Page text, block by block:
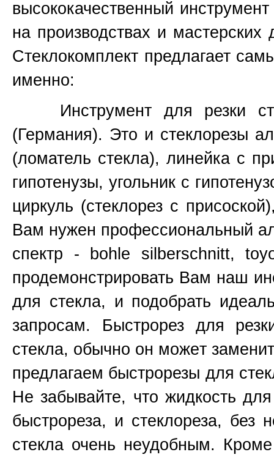
высококачественный
на производствах и
Стеклокомплект предлагает
именно:
Инструмент для резки
(Германия). Это и стеклорезы
(ломатель стекла), линейка с
гипотенузы, угольник с
циркуль (стеклорез с
Вам нужен профессиональный
спектр - bohle silberschnitt,
продемонстрировать Вам наш
для стекла, и подобрать
запросам. Быстрорез для
стекла, обычно он может
предлагаем быстрорезы для
Не забывайте, что жидкость
быстрореза, и стеклореза, без
стекла очень неудобным.